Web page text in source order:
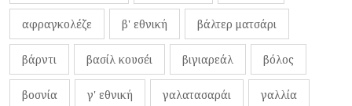
αφραγκολέζε β' εθνική βάλτερ ματσάρι
βάρντι βασίλ κουσέι βιγιαρεάλ βόλος
βοσνία γ' εθνική γαλατασαράι γαλλία